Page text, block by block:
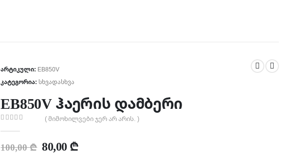
არტიკული: EB850V
კატეგორია: სხვადასხვა
EB850V ჰაერის დამბერი
( მიმოხილვები ჯერ არ არის. )
100,00₾ 80,00 ₾